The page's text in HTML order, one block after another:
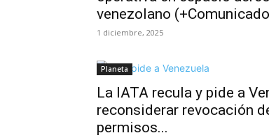
venezolano
1 diciembre, 2025
Planeta
La IATA recula y pide a
reconsiderar revocación
permisos...